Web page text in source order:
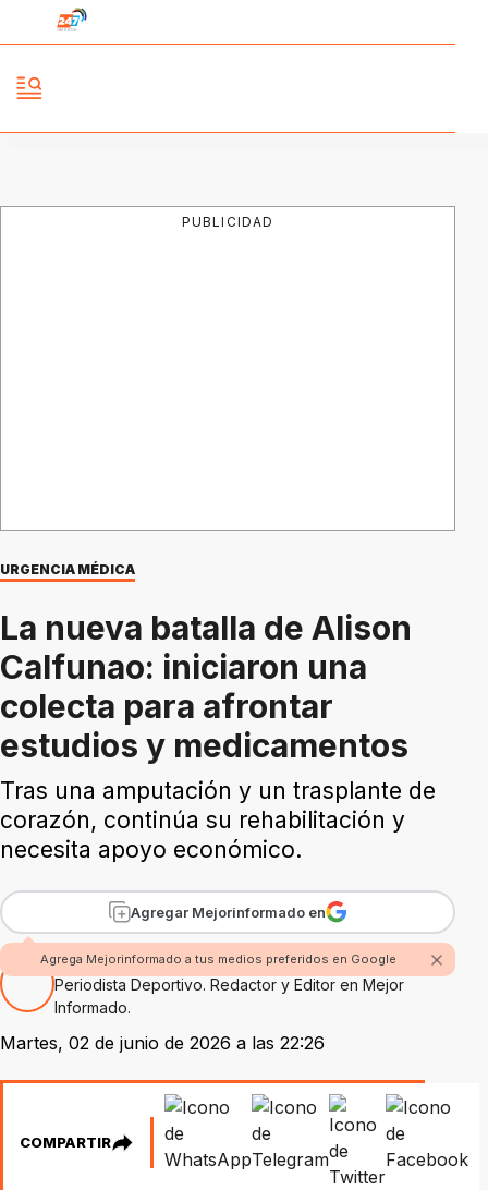
PUBLICIDAD
URGENCIA MÉDICA
La nueva batalla de Alison
Calfunao: iniciaron una
colecta para afrontar
estudios y medicamentos
Tras una amputación y un trasplante de
corazón, continúa su rehabilitación y
necesita apoyo económico.
Agregar Mejorinformado en
Agrega Mejorinformado a tus medios preferidos en Google
Por Nicolás Alvarez
Periodista Deportivo. Redactor y Editor en Mejor
Informado.
Martes, 02 de junio de 2026 a las 22:26
COMPARTIR